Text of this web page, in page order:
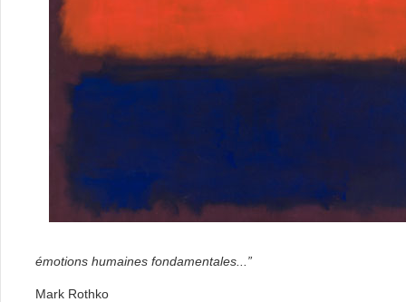
émotions humaines fondamentales...”
Mark Rothko